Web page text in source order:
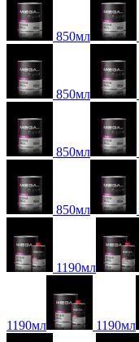
850мл
850мл
850мл
850мл
1190мл
1190мл 1190мл